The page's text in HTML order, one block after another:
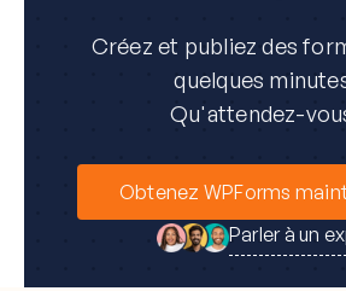
Créez et publiez des
quelques
Qu'attendez-
Obtenez WPForms
Parler à un